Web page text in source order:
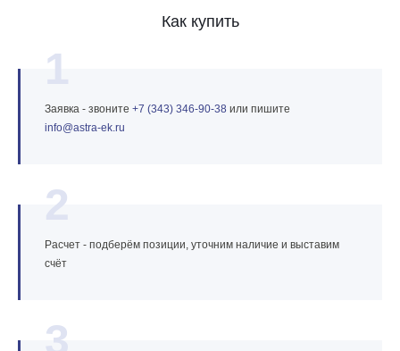
Как купить
1
Заявка - звоните +7 (343) 346‑90‑38 или пишите
info@astra‑ek.ru
2
Расчет - подберём позиции, уточним наличие и выставим
счёт
3